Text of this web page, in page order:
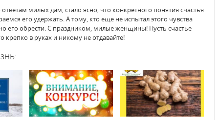
милых дам, стало ясно, что конкретного понятия счастья
его удержать. А тому, кто еще не испытал этого чувства
его обрести. С праздником, милые женщины! Пусть счастье
крепко в руках и никому не отдавайте!